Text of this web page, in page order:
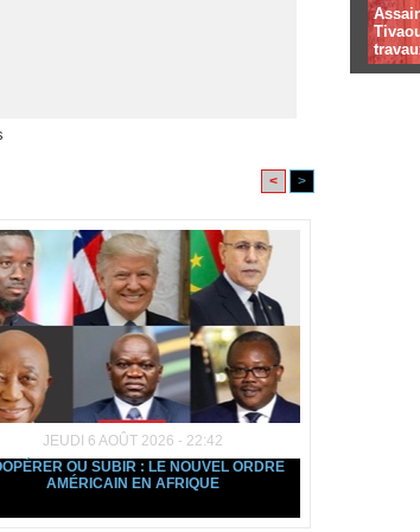
< >
JEUDI 6 AOÛT 2026 - 22:42
OU SUBIR : LE NOUVEL ORDRE
AMÉRICAIN EN AFRIQUE